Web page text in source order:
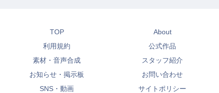
TOP
About
利用規約
公式作品
素材・音声合成
スタッフ紹介
お知らせ・掲示板
お問い合わせ
SNS・動画
サイトポリシー